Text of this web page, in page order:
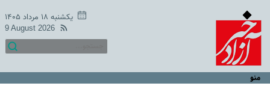
یکشنبه ۱۸ مرداد ۱۴۰۵
9 August 2026
منو